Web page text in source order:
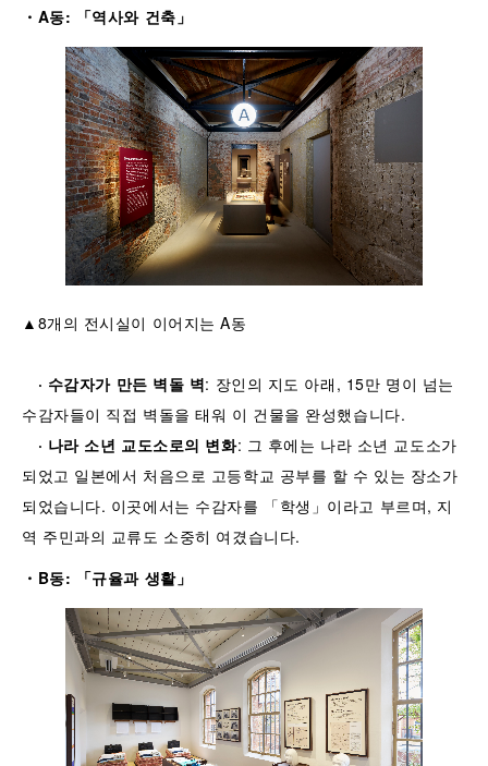
・ A동: 「역사와 건축 」
▲8개의 전시실이 이어지는 A동
· 수감자가 만든 벽돌 벽: 장인의 지도 아래, 15만 명이 넘는
수감자들이 직접 벽돌을 태워 이 건물을 완성했습니다.
· 나라 소년 교도소로의 변화: 그 후에는 나라 소년 교도소가
되었고 일본에서 처음으로 고등학교 공부를 할 수 있는 장소가
되었습니다. 이곳에서는 수감자를 「학생」이라고 부르며, 지
역 주민과의 교류도 소중히 여겼습니다.
・ B동: 「규율과 생활」